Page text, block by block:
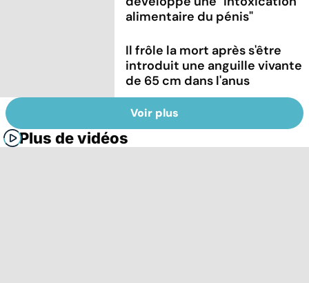
alimentaire du pénis"
Il frôle la mort après s'être
introduit une anguille vivante
de 65 cm dans l'anus
Voir plus
Plus de vidéos